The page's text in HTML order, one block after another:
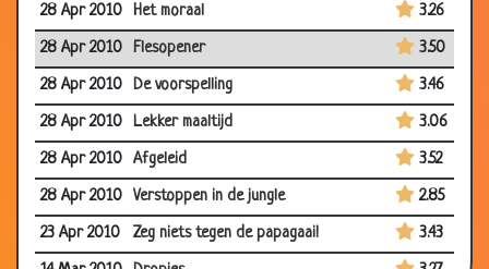
28 Apr 2010
Het moraal
3.26
28 Apr 2010
Flesopener
3.50
28 Apr 2010
De voorspelling
3.46
28 Apr 2010
Lekker maaltijd
3.06
28 Apr 2010
Afgeleid
3.52
28 Apr 2010
Verstoppen in de jungle
2.85
23 Apr 2010
Zeg niets tegen de papagaai!
3.43